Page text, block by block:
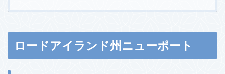
ロードアイランド州ニューポート